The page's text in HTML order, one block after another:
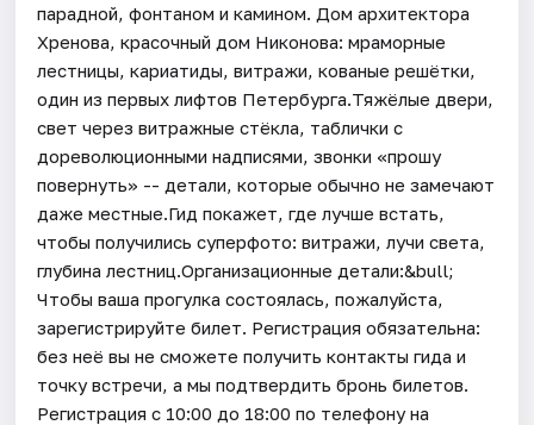
парадной, фонтаном и камином. Дом архитектора
Хренова, красочный дом Никонова: мраморные
лестницы, кариатиды, витражи, кованые решётки,
один из первых лифтов Петербурга.Тяжёлые двери,
свет через витражные стёкла, таблички с
дореволюционными надписями, звонки «прошу
повернуть» -- детали, которые обычно не замечают
даже местные.Гид покажет, где лучше встать,
чтобы получились суперфото: витражи, лучи света,
глубина лестниц.Организационные детали:&bull;
Чтобы ваша прогулка состоялась, пожалуйста,
зарегистрируйте билет. Регистрация обязательна:
без неё вы не сможете получить контакты гида и
точку встречи, а мы подтвердить бронь билетов.
Регистрация с 10:00 до 18:00 по телефону на